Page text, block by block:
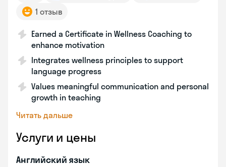
1 отзыв
Earned a Certificate in Wellness Coaching to
enhance motivation
Integrates wellness principles to support
language progress
Values meaningful communication and personal
growth in teaching
Читать дальше
Услуги и цены
Английский язык